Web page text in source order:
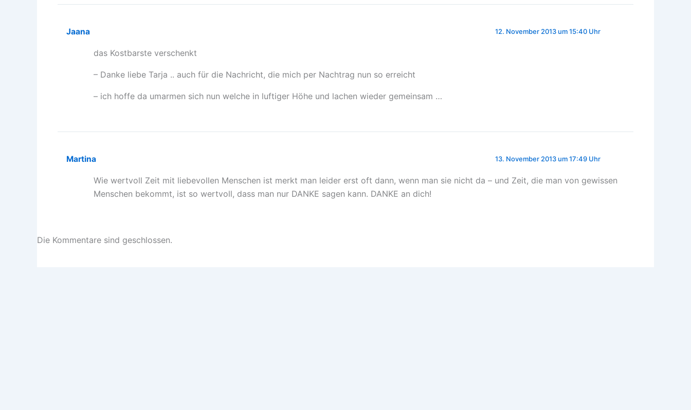
Jaana 12. November 2013 um 15:40 Uhr
das Kostbarste verschenkt
– Danke liebe Tarja .. auch für die Nachricht, die mich per Nachtrag nun so erreicht
– ich hoffe da umarmen sich nun welche in luftiger Höhe und lachen wieder gemeinsam …
Martina 13. November 2013 um 17:49 Uhr
Wie wertvoll Zeit mit liebevollen Menschen ist merkt man leider erst oft dann, wenn man sie nicht da – und Zeit, die man von gewissen
Menschen bekommt, ist so wertvoll, dass man nur DANKE sagen kann. DANKE an dich!
Die Kommentare sind geschlossen.